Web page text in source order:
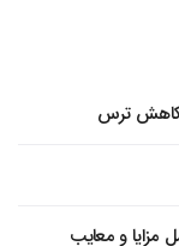
کاهش ترس
مزایا و معایب